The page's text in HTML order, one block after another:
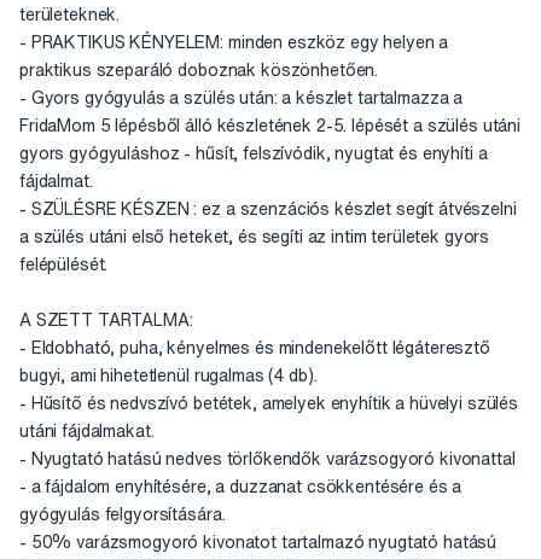
területeknek.
- PRAKTIKUS KÉNYELEM: minden eszköz egy helyen a
praktikus szeparáló doboznak köszönhetően.
- Gyors gyógyulás a szülés után: a készlet tartalmazza a
FridaMom 5 lépésből álló készletének 2-5. lépését a szülés utáni
gyors gyógyuláshoz - hűsít, felszívódik, nyugtat és enyhíti a
fájdalmat.
- SZÜLÉSRE KÉSZEN : ez a szenzációs készlet segít átvészelni
a szülés utáni első heteket, és segíti az intim területek gyors
felépülését.
A SZETT TARTALMA:
- Eldobható, puha, kényelmes és mindenekelőtt légáteresztő
bugyi, ami hihetetlenül rugalmas (4 db).
- Hűsítő és nedvszívó betétek, amelyek enyhítik a hüvelyi szülés
utáni fájdalmakat.
- Nyugtató hatású nedves törlőkendők varázsogyoró kivonattal
- a fájdalom enyhítésére, a duzzanat csökkentésére és a
gyógyulás felgyorsítására.
- 50% varázsmogyoró kivonatot tartalmazó nyugtató hatású